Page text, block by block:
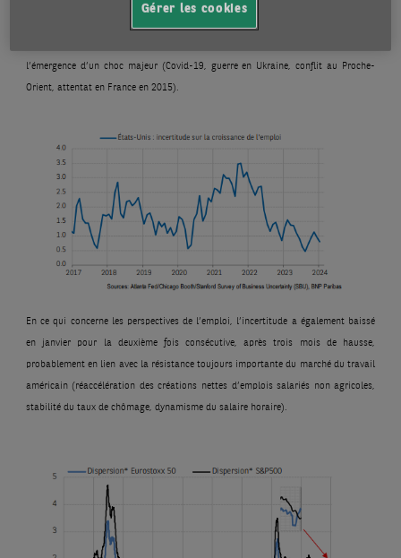
l’émergence d’un choc majeur (Covid-19, guerre en Ukraine, conflit au Proche-
Orient, attentat en France en 2015).
En ce qui concerne les perspectives de l’emploi, l’incertitude a également baissé
en janvier pour la deuxième fois consécutive, après trois mois de hausse,
probablement en lien avec la résistance toujours importante du marché du travail
américain (réaccélération des créations nettes d’emplois salariés non agricoles,
stabilité du taux de chômage, dynamisme du salaire horaire).
Gérer les cookies